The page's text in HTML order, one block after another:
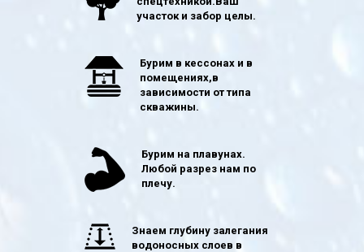
участок и забор целы.
Бурим в кессонах и в
помещениях,в
зависимости от типа
скважины.
Бурим на плавунах.
Любой разрез нам по
плечу.
Знаем глубину залегания
водоносных слоев в